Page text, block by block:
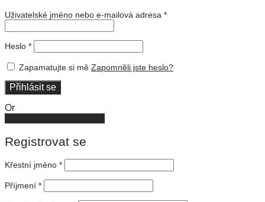
Uživatelské jméno nebo e-mailová adresa *
Heslo *
Zapamatujte si mě Zapomněli jste heslo?
Přihlásit se
Or
Registrovat se
Křestní jméno *
Příjmení *